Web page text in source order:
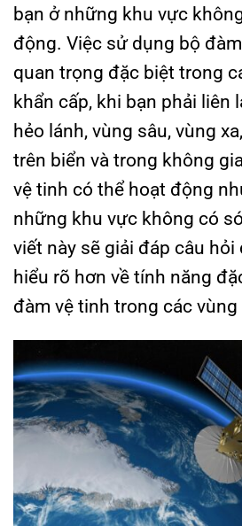
bạn ở những khu vực
động. Việc sử dụng bộ
quan trọng đặc biệt trong
khẩn cấp, khi bạn phải liên
hẻo lánh, vùng sâu, vùng
trên biển và trong không
vệ tinh có thể hoạt động
những khu vực không có
viết này sẽ giải đáp câu hỏi
hiểu rõ hơn về tính năng
đàm vệ tinh trong các